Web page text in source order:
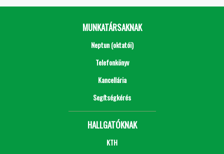
MUNKATÁRSAKNAK
Neptun (oktatói)
Telefonkönyv
Kancellária
Segítségkérés
HALLGATÓKNAK
KTH